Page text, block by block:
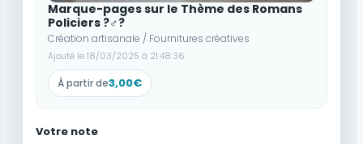
Marque-pages sur le Thème des Romans
Policiers ?️‍♂️?
Création artisanale / Fournitures créatives
Ajouté le 18/03/2025 à 21:48:36
À partir de3,00€
Votre note